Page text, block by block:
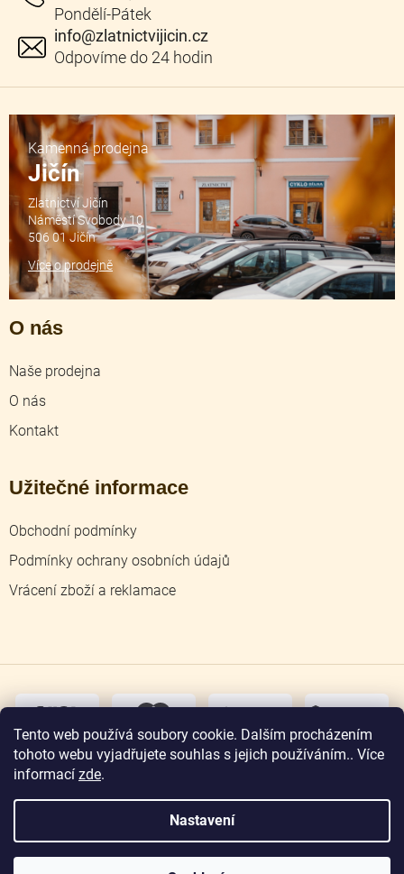
Tento web používá soubory cookie. Dalším procházením
tohoto webu vyjadřujete souhlas s jejich používáním.. Více
informací zde.
Nastavení
info@zlatnictvijicin.cz
O nás
Naše prodejna
O nás
Kontakt
Užitečné informace
Obchodní podmínky
Podmínky ochrany osobních údajů
Vrácení zboží a reklamace
Kamenná prodejna
Jičín
Zlatnictví Jičín
Náměstí Svobody 10
506 01 Jičín
Více o prodejně
osobní
Copyright 2026Zlatnictví Jičín. Všechna práva
vyhrazena.